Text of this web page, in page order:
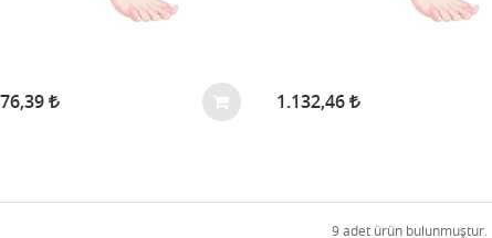
1.132,46
9 adet ürün bulunmuştur.